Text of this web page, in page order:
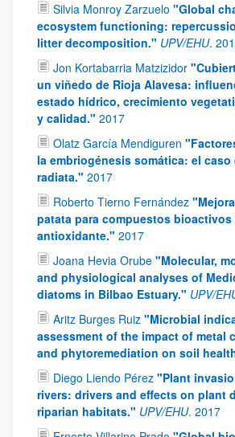
Silvia Monroy Zarzuelo "Global
ecosystem functioning:
litter decomposition." UPV/EHU.
Jon Kortabarria Matzizidor
un viñedo de Rioja Alavesa:
estado hídrico, crecimiento
y calidad." 2017
Olatz García Mendiguren
la embriogénesis somática: el caso
radiata." 2017
Roberto Tierno Fernández
patata para compuestos bioactivos
antioxidante." 2017
Joana Hevia Orube "Molecular,
and physiological analyses of
diatoms in Bilbao Estuary." UPV/
Aritz Burges Ruiz "Microbial
assessment of the impact of metal
and phytoremediation on soil
Diego Liendo Pérez "Plant
rivers: drivers and effects on plant
riparian habitats." UPV/EHU. 2017